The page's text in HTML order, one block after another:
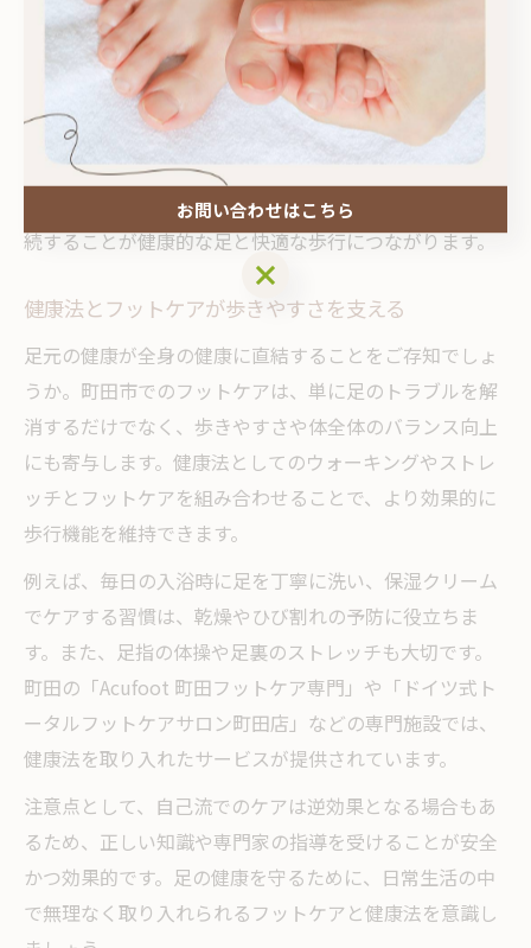
た靴選びも大切です。たとえば、町田エリアのフットケ
ア専門サロンでは、個々の足の状態に合わせてアドバイ
スや施術が提供されており、歩行時の負担軽減を実感す
る方が増えています。
セルフケアの際は、無理な角質除去や深爪に注意が必要
です。専門家のサポートを受けながら、適切なケアを継
続することが健康的な足と快適な歩行につながります。
健康法とフットケアが歩きやすさを支える
足元の健康が全身の健康に直結することをご存知でしょ
うか。町田市でのフットケアは、単に足のトラブルを解
消するだけでなく、歩きやすさや体全体のバランス向上
にも寄与します。健康法としてのウォーキングやストレ
ッチとフットケアを組み合わせることで、より効果的に
歩行機能を維持できます。
例えば、毎日の入浴時に足を丁寧に洗い、保湿クリーム
でケアする習慣は、乾燥やひび割れの予防に役立ちま
す。また、足指の体操や足裏のストレッチも大切です。
町田の「Acufoot 町田フットケア専門」や「ドイツ式ト
ータルフットケアサロン町田店」などの専門施設では、
健康法を取り入れたサービスが提供されています。
注意点として、自己流でのケアは逆効果となる場合もあ
るため、正しい知識や専門家の指導を受けることが安全
かつ効果的です。足の健康を守るために、日常生活の中
で無理なく取り入れられるフットケアと健康法を意識し
お問い合わせはこちら
お問い合わせはこちら